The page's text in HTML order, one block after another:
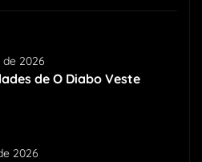
de 2026
de O Diabo Veste
2026